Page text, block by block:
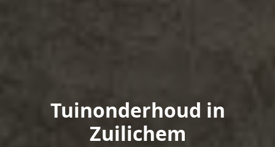
Tuinonderhoud in
Zuilichem